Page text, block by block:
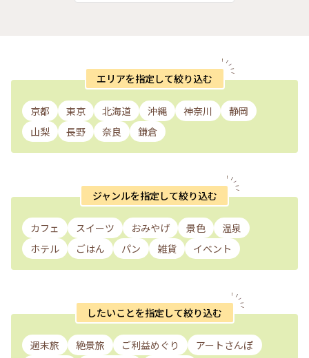
エリアを指定して絞り込む
京都 東京 北海道 沖縄 神奈川
静岡
山梨
長野 奈良 鎌倉
ジャンルを指定して絞り込む
カフェ スイーツ おみやげ 景色
温泉
ホテル
ごはん パン 雑貨 イベント
したいことを指定して絞り込む
週末旅 絶景旅 ご利益めぐり
アートさんぽ